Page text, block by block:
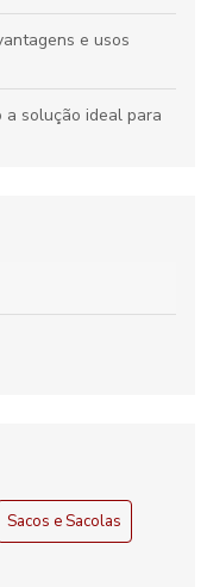
e usos
a solução ideal para
e eficiente para
Sacos e Sacolas